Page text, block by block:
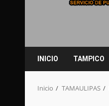
INICIO TAMPICO
Inicio TAMAULIPAS